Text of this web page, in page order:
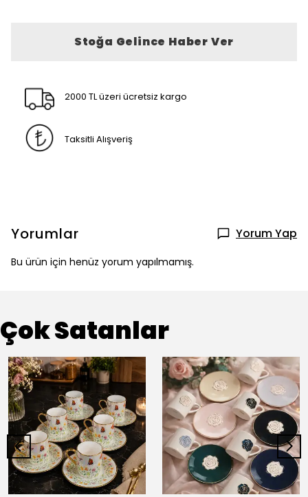
Stoğa Gelince Haber Ver
2000 TL üzeri ücretsiz kargo
Taksitli Alışveriş
Yorumlar Yorum Yap
Bu ürün için henüz yorum yapılmamış.
Çok Satanlar